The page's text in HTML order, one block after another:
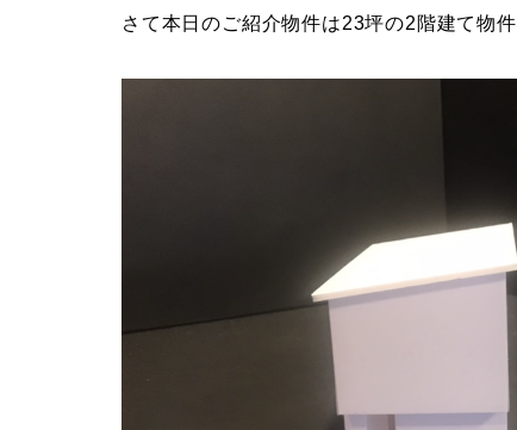
さて本日のご紹介物件は23坪の2階建て物件